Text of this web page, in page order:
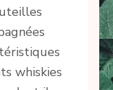
whiskies